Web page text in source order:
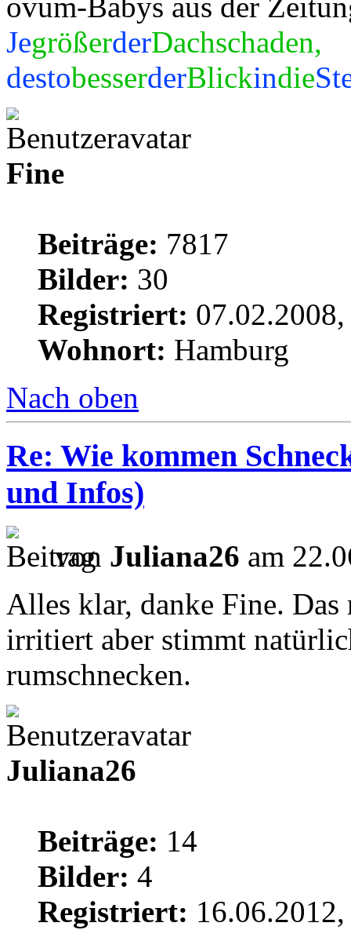
JegrößerderDachschaden,
destobesserderBlickindie
Fine
Beiträge: 7817
Bilder: 30
Registriert:
Wohnort: Hamburg
Nach oben
Re: Wie kommen
und Infos)
von Juliana26 am
Alles klar, danke Fine.
irritiert aber stimmt
rumschnecken.
Juliana26
Beiträge: 14
Bilder: 4
Registriert: